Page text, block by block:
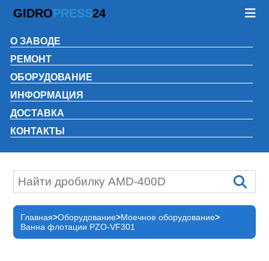
GIDROPRESS24
О ЗАВОДЕ
РЕМОНТ
ОБОРУДОВАНИЕ
ИНФОРМАЦИЯ
ДОСТАВКА
КОНТАКТЫ
Главная Оборудование Моечное оборудование
Ванна флотации PZO-VF301